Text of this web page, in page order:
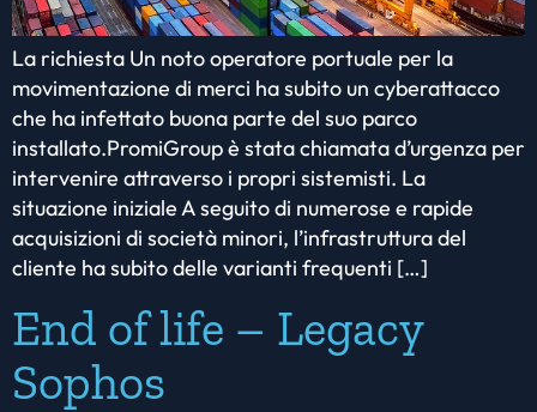
La richiesta Un noto operatore portuale per la
movimentazione di merci ha subito un cyberattacco
che ha infettato buona parte del suo parco
installato.PromiGroup è stata chiamata d’urgenza per
intervenire attraverso i propri sistemisti. La
situazione iniziale A seguito di numerose e rapide
acquisizioni di società minori, l’infrastruttura del
cliente ha subito delle varianti frequenti […]
End of life – Legacy
Sophos